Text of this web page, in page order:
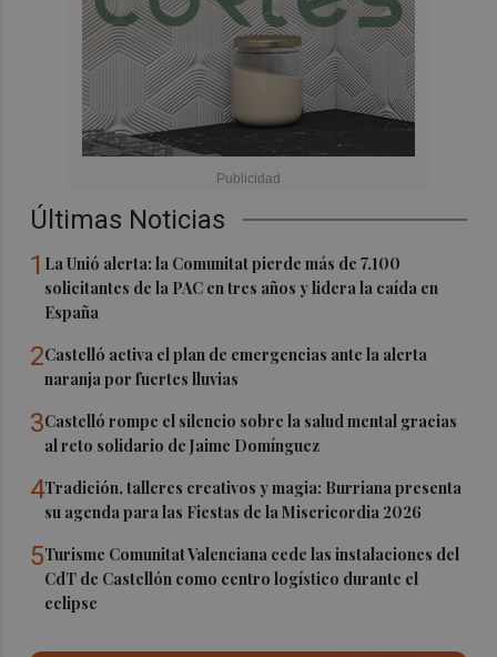
Últimas Noticias
1 La Unió alerta: la Comunitat pierde más de 7.100
solicitantes de la PAC en tres años y lidera la caída en
España
2Castelló activa el plan de emergencias ante la alerta
naranja por fuertes lluvias
3Castelló rompe el silencio sobre la salud mental gracias
al reto solidario de Jaime Domínguez
4Tradición, talleres creativos y magia: Burriana presenta
su agenda para las Fiestas de la Misericordia 2026
5Turisme Comunitat Valenciana cede las instalaciones del
CdT de Castellón como centro logístico durante el
eclipse